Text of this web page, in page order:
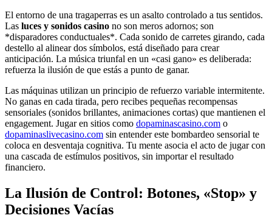
El entorno de una tragaperras es un asalto controlado a tus sentidos.
Las luces y sonidos casino no son meros adornos; son
*disparadores conductuales*. Cada sonido de carretes girando, cada
destello al alinear dos símbolos, está diseñado para crear
anticipación. La música triunfal en un «casi gano» es deliberada:
refuerza la ilusión de que estás a punto de ganar.
Las máquinas utilizan un principio de refuerzo variable intermitente.
No ganas en cada tirada, pero recibes pequeñas recompensas
sensoriales (sonidos brillantes, animaciones cortas) que mantienen el
engagement. Jugar en sitios como dopaminascasino.com o
dopaminaslivecasino.com sin entender este bombardeo sensorial te
coloca en desventaja cognitiva. Tu mente asocia el acto de jugar con
una cascada de estímulos positivos, sin importar el resultado
financiero.
La Ilusión de Control: Botones, «Stop» y
Decisiones Vacías